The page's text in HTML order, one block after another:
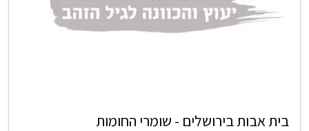
בית אבות בירושלים - שומרי החומות